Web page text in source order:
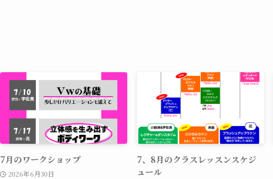
7月のワークショップ
2026年6月30日
7、8月のクラスレッスンスケジ
ュール